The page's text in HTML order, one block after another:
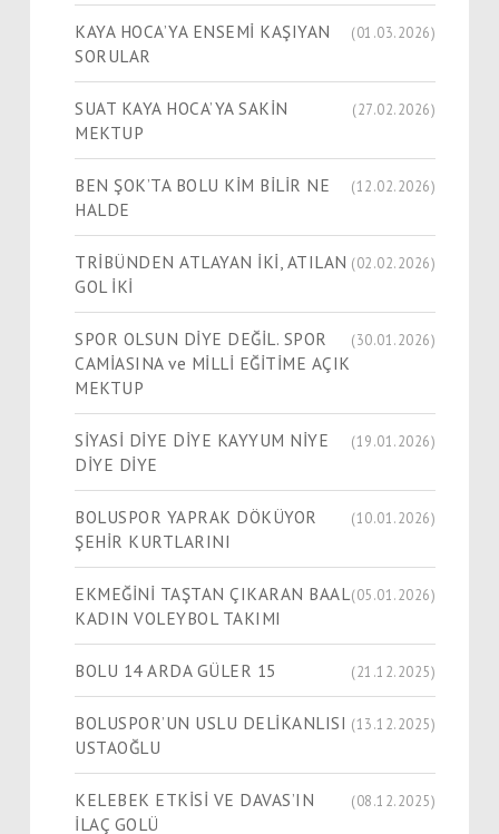
KAYA HOCA’YA ENSEMİ KAŞIYAN
SORULAR
(01.03.2026)
SUAT KAYA HOCA’YA SAKİN
MEKTUP
(27.02.2026)
BEN ŞOK’TA BOLU KİM BİLİR NE
HALDE
(12.02.2026)
TRİBÜNDEN ATLAYAN İKİ, ATILAN
GOL İKİ
(02.02.2026)
SPOR OLSUN DİYE DEĞİL. SPOR
CAMİASINA ve MİLLİ EĞİTİME AÇIK
MEKTUP
(30.01.2026)
SİYASİ DİYE DİYE KAYYUM NİYE
DİYE DİYE
(19.01.2026)
BOLUSPOR YAPRAK DÖKÜYOR
ŞEHİR KURTLARINI
(10.01.2026)
EKMEĞİNİ TAŞTAN ÇIKARAN BAAL
KADIN VOLEYBOL TAKIMI
(05.01.2026)
BOLU 14 ARDA GÜLER 15 (21.12.2025)
BOLUSPOR’UN USLU DELİKANLISI
USTAOĞLU
(13.12.2025)
KELEBEK ETKİSİ VE DAVAS’IN
İLAÇ GOLÜ
(08.12.2025)